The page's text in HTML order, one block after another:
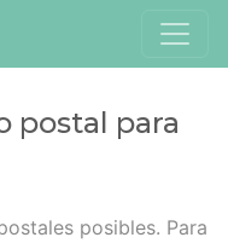
postal para
posibles. Para